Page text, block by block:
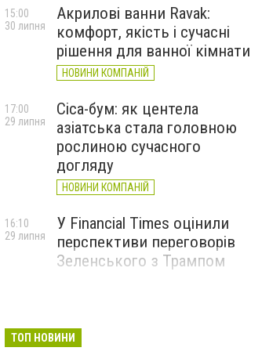
Акрилові ванни Ravak:
комфорт, якість і сучасні
рішення для ванної кімнати
НОВИНИ КОМПАНІЙ
15:00
30 липня
Cica-бум: як центела
азіатська стала головною
рослиною сучасного
догляду
НОВИНИ КОМПАНІЙ
17:00
29 липня
У Financial Times оцінили
перспективи переговорів
Зеленського з Трампом
16:10
29 липня
ТОП НОВИНИ